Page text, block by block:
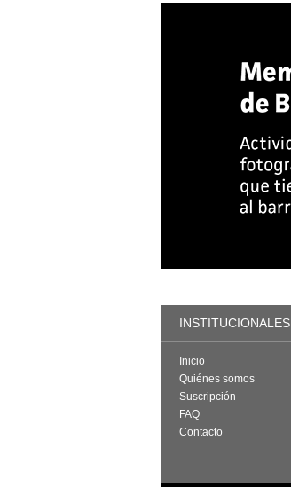
INSTITUCIONALES
Inicio
Quiénes somos
Suscripción
FAQ
Contacto